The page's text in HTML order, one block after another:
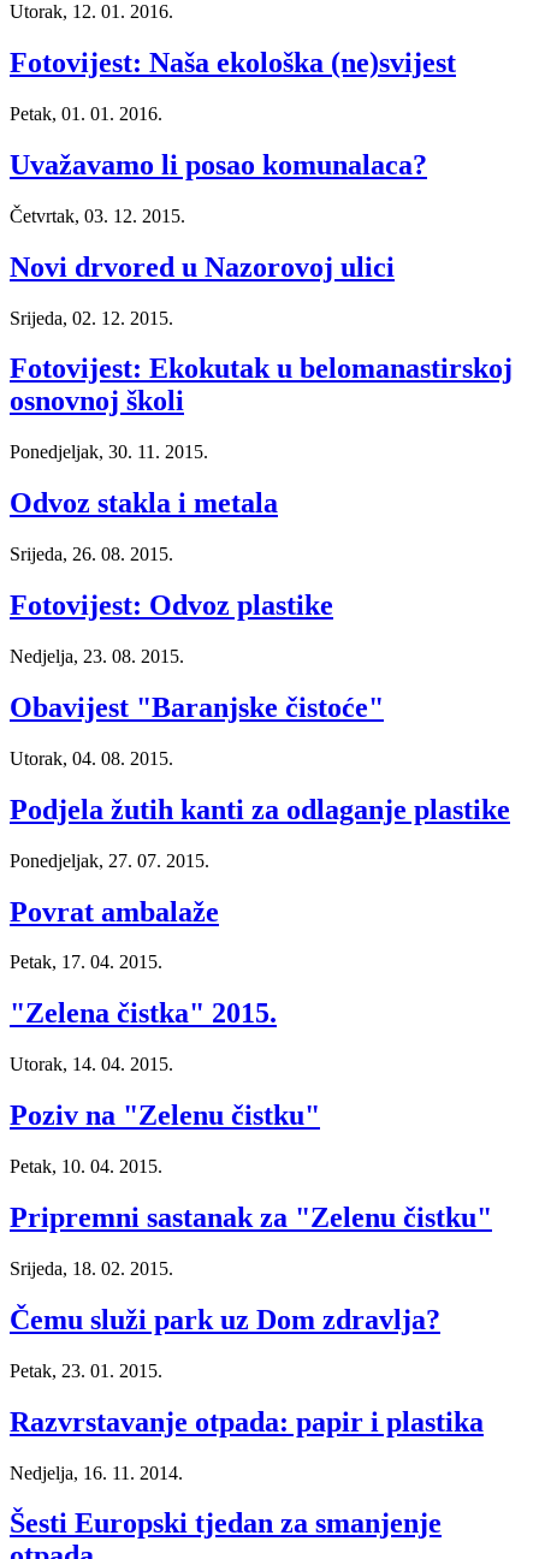
Utorak, 12. 01. 2016.
Fotovijest: Naša ekološka (ne)svijest
Petak, 01. 01. 2016.
Uvažavamo li posao komunalaca?
Četvrtak, 03. 12. 2015.
Novi drvored u Nazorovoj ulici
Srijeda, 02. 12. 2015.
Fotovijest: Ekokutak u belomanastirskoj
osnovnoj školi
Ponedjeljak, 30. 11. 2015.
Odvoz stakla i metala
Srijeda, 26. 08. 2015.
Fotovijest: Odvoz plastike
Nedjelja, 23. 08. 2015.
Obavijest "Baranjske čistoće"
Utorak, 04. 08. 2015.
Podjela žutih kanti za odlaganje plastike
Ponedjeljak, 27. 07. 2015.
Povrat ambalaže
Petak, 17. 04. 2015.
"Zelena čistka" 2015.
Utorak, 14. 04. 2015.
Poziv na "Zelenu čistku"
Petak, 10. 04. 2015.
Pripremni sastanak za "Zelenu čistku"
Srijeda, 18. 02. 2015.
Čemu služi park uz Dom zdravlja?
Petak, 23. 01. 2015.
Razvrstavanje otpada: papir i plastika
Nedjelja, 16. 11. 2014.
Šesti Europski tjedan za smanjenje